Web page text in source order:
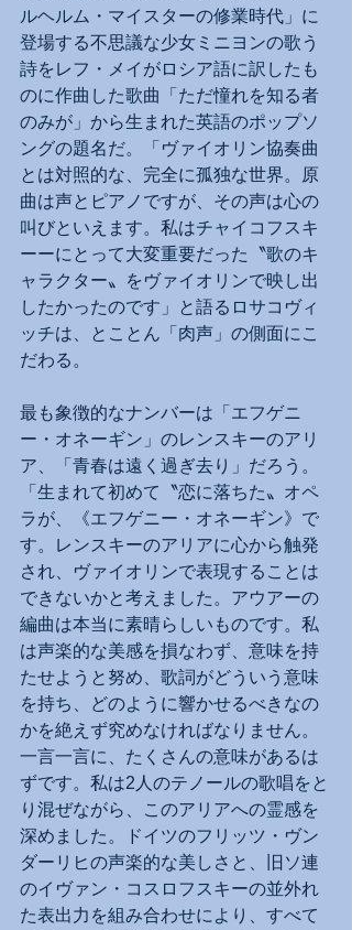
ルヘルム・マイスターの修業時代」に
登場する不思議な少女ミニヨンの歌う
詩をレフ・メイがロシア語に訳したも
のに作曲した歌曲「ただ憧れを知る者
のみが」から生まれた英語のポップソ
ングの題名だ。「ヴァイオリン協奏曲
とは対照的な、完全に孤独な世界。原
曲は声とピアノですが、その声は心の
叫びといえます。私はチャイコフスキ
ーーにとって大変重要だった〝歌のキ
ャラクター〟をヴァイオリンで映し出
したかったのです」と語るロサコヴィ
ッチは、とことん「肉声」の側面にこ
だわる。
最も象徴的なナンバーは「エフゲニ
ー・オネーギン」のレンスキーのアリ
ア、「青春は遠く過ぎ去り」だろう。
「生まれて初めて〝恋に落ちた〟オペ
ラが、《エフゲニー・オネーギン》で
す。レンスキーのアリアに心から触発
され、ヴァイオリンで表現することは
できないかと考えました。アウアーの
編曲は本当に素晴らしいものです。私
は声楽的な美感を損なわず、意味を持
たせようと努め、歌詞がどういう意味
を持ち、どのように響かせるべきなの
かを絶えず究めなければなりません。
一言一言に、たくさんの意味があるは
ずです。私は2人のテノールの歌唱をと
り混ぜながら、このアリアへの霊感を
深めました。ドイツのフリッツ・ヴン
ダーリヒの声楽的な美しさと、旧ソ連
のイヴァン・コスロフスキーの並外れ
た表出力を組み合わせにより、すべて